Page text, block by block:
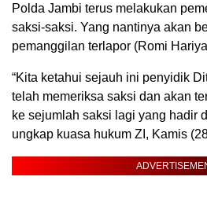
Polda Jambi terus melakukan
saksi-saksi. Yang nantinya akan
pemanggilan terlapor (Romi
“Kita ketahui sejauh ini penyidik
telah memeriksa saksi dan akan
ke sejumlah saksi lagi yang hadir
ungkap kuasa hukum ZI, Kamis